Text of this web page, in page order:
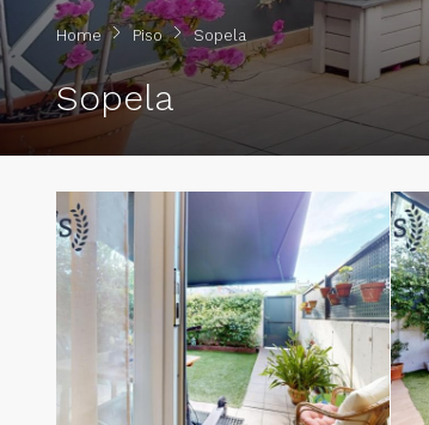
Home Piso Sopela
Sopela